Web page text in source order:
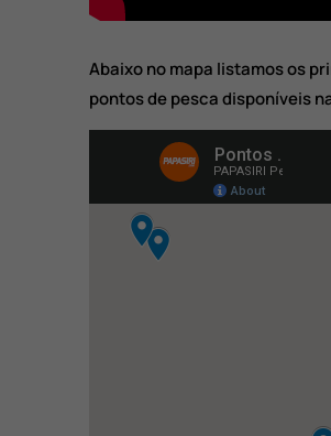
Abaixo no mapa listamos os
pontos de pesca disponíveis